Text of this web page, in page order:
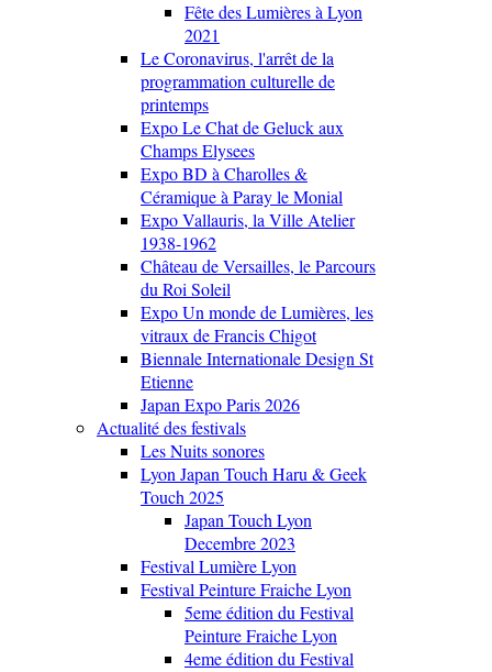
Fête des Lumières à Lyon
2021
Le Coronavirus, l'arrêt de la
programmation culturelle de
printemps
Expo Le Chat de Geluck aux
Champs Elysees
Expo BD à Charolles &
Céramique à Paray le Monial
Expo Vallauris, la Ville Atelier
1938-1962
Château de Versailles, le Parcours
du Roi Soleil
Expo Un monde de Lumières, les
vitraux de Francis Chigot
Biennale Internationale Design St
Etienne
Japan Expo Paris 2026
Actualité des festivals
Les Nuits sonores
Lyon Japan Touch Haru & Geek
Touch 2025
Japan Touch Lyon
Decembre 2023
Festival Lumière Lyon
Festival Peinture Fraiche Lyon
5eme édition du Festival
Peinture Fraiche Lyon
4eme édition du Festival